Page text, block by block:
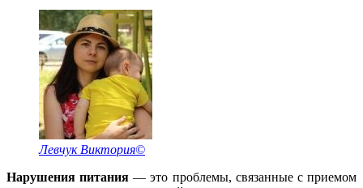
Левчук Виктория©
Нарушения питания — это проблемы, связанные с приемом